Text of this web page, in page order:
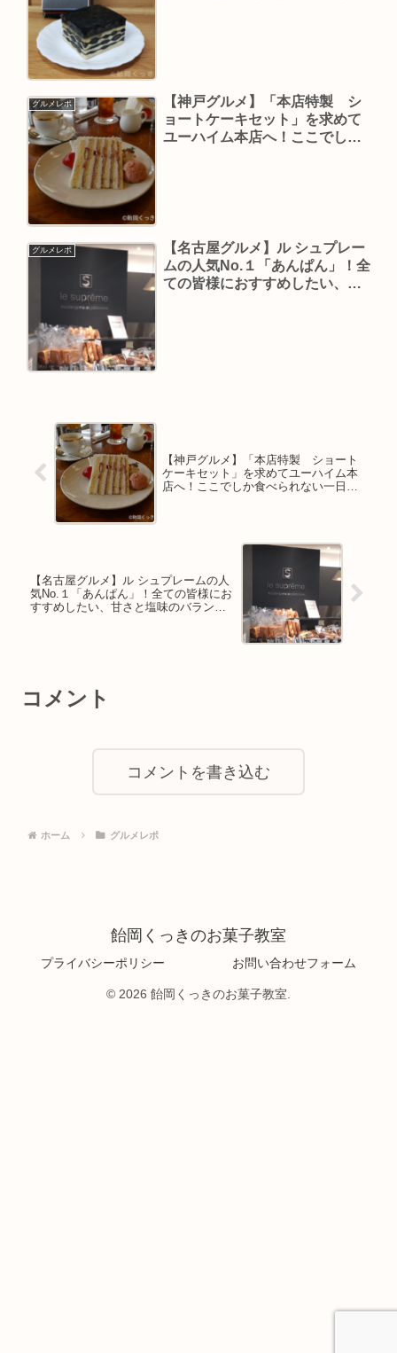
グルメレポ
【神戸グルメ】「本店特製 シ
ョートケーキセット」を求めて
ユーハイム本店へ！ここでしか
グルメレポ
【名古屋グルメ】ル シュプレー
ムの人気No.１「あんぱん」！全
ての皆様におすすめしたい、甘
【神戸グルメ】「本店特製 ショート
ケーキセット」を求めてユーハイム本
店へ！ここでしか食べられない一日数
【名古屋グルメ】ル シュプレームの人
気No.１「あんぱん」！全ての皆様にお
すすめしたい、甘さと塩味のバランス
コメント
コメントを書き込む
ホーム グルメレポ
飴岡くっきのお菓子教室
プライバシーポリシー お問い合わせフォーム
© 2026 飴岡くっきのお菓子教室.